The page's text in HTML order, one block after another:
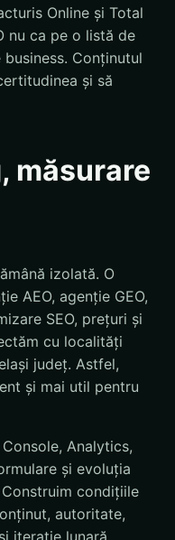
Online și Total
nu ca pe o listă de
Conținutul
și să
măsurare
izolată. O
AEO, agenție GEO,
SEO, prețuri și
cu localități
județ. Astfel,
și mai util pentru
Analytics,
și evoluția
condițiile
autoritate,